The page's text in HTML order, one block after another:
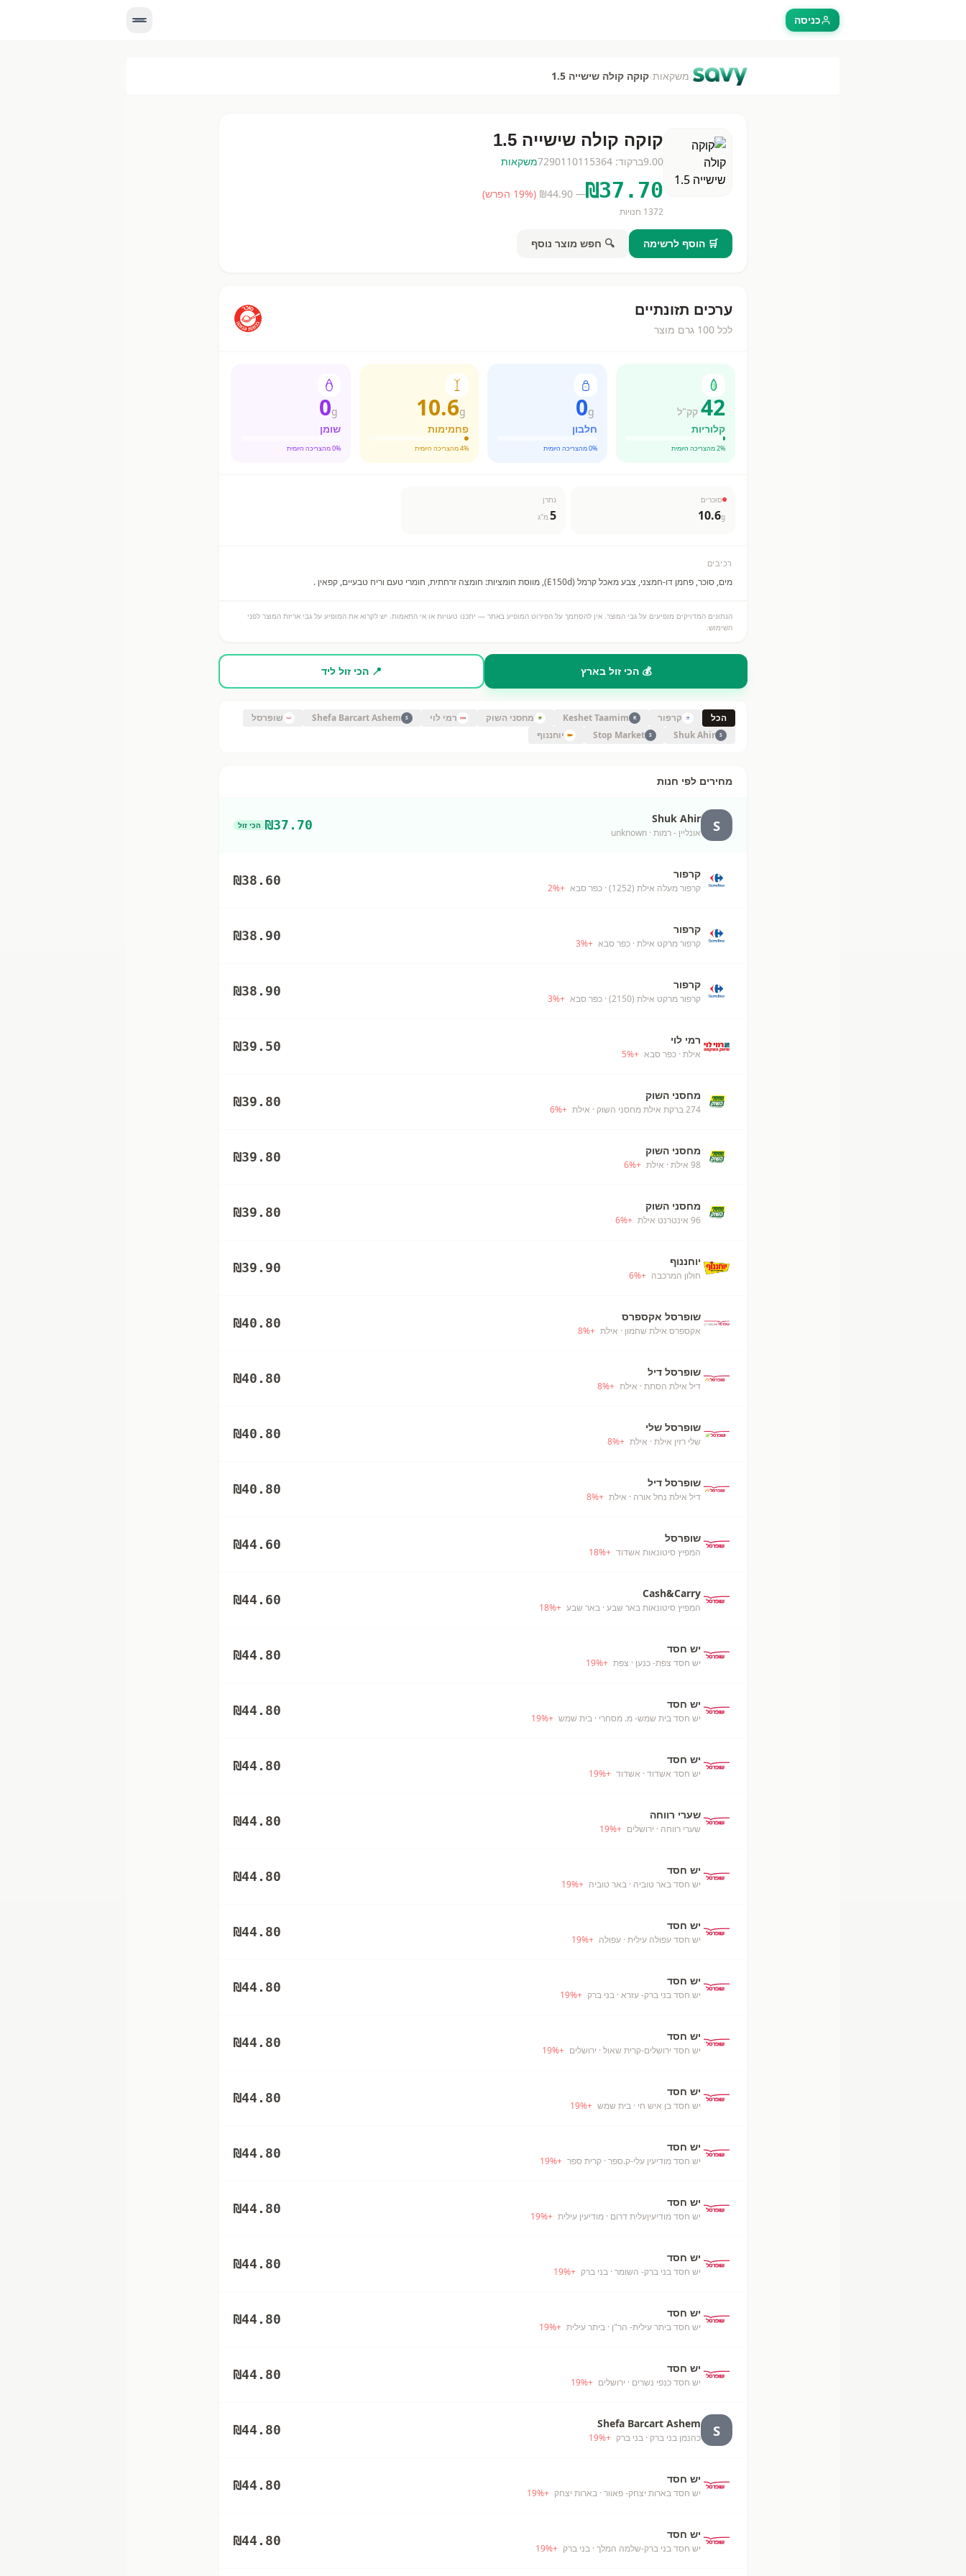
כניסה
›משקאות›קוקה קולה שישייה 1.5
קוקה קולה שישייה 1.5
9.00ברקוד: 7290110115364משקאות
₪37.70
— ₪
44.90
(
19% הפרש)
1372 חנויות
🛒 הוסף לרשימה 🔍 חפש מוצר נוסף
ערכים תזונתיים
לכל 100 גרם מוצר
42 קק"ל
קלוריות
2% מהצריכה היומית
0g
חלבון
0% מהצריכה היומית
10.6g
פחמימות
4% מהצריכה היומית
0g
שומן
0% מהצריכה היומית
סוכרים
10.6g
נתרן
5 מ"ג
רכיבים
מים, סוכר, פחמן דו-חמצני, צבע מאכל קרמל (E150d), מווסת חומציות: חומצה זרחתית, חומרי טעם וריח טבעיים, קפאין .
הנתונים המדויקים מופיעים על גבי המוצר. אין להסתמך על הפירוט המופיע באתר — יתכנו טעויות או אי התאמות. יש לקרוא את המופיע על גבי אריזת המוצר לפני
השימוש.
💰 הכי זול בארץ 📍 הכי זול ליד
הכל קרפור K
Keshet Taamim מחסני השוק רמי לוי S
Shefa Barcart Ashem שופרסל
S
Shuk Ahir
S
Stop Market יוחננוף
מחירים לפי חנות
S
Shuk Ahir
אונליין - רמות · unknown
₪37.70 הכי זול
קרפור
קרפור מעלה אילת (1252) · כפר סבא +
2%
₪38.60
קרפור
קרפור מרקט אילת · כפר סבא +
3%
₪38.90
קרפור
קרפור מרקט אילת (2150) · כפר סבא +
3%
₪38.90
רמי לוי
אילת · כפר סבא +
5%
₪39.50
מחסני השוק
274 ברקת אילת מחסני השוק · אילת +
6%
₪39.80
מחסני השוק
98 אילת · אילת +
6%
₪39.80
מחסני השוק
96 אינטרנט אילת +
6%
₪39.80
יוחננוף
חולון המרכבה +
6%
₪39.90
שופרסל אקספרס
אקספרס אילת שחמון · אילת +
8%
₪40.80
שופרסל דיל
דיל אילת הסתת · אילת +
8%
₪40.80
שופרסל שלי
שלי רזין אילת · אילת +
8%
₪40.80
שופרסל דיל
דיל אילת נחל אורה · אילת +
8%
₪40.80
שופרסל
המפיץ סיטונאות אשדוד +
18%
₪44.60
Cash&Carry
המפיץ סיטונאות באר שבע · באר שבע +
18%
₪44.60
יש חסד
יש חסד צפת- כנען · צפת +
19%
₪44.80
יש חסד
יש חסד בית שמש- מ. מסחרי · בית שמש +
19%
₪44.80
יש חסד
יש חסד אשדוד · אשדוד +
19%
₪44.80
שערי רווחה
שערי רווחה · ירושלים +
19%
₪44.80
יש חסד
יש חסד באר טוביה · באר טוביה +
19%
₪44.80
יש חסד
יש חסד עפולה עילית · עפולה +
19%
₪44.80
יש חסד
יש חסד בני ברק- עזרא · בני ברק +
19%
₪44.80
יש חסד
יש חסד ירושלים-קרית שאול · ירושלים +
19%
₪44.80
יש חסד
יש חסד בן איש חי · בית שמש +
19%
₪44.80
יש חסד
יש חסד מודיעין עלי-ק.ספר · קרית ספר +
19%
₪44.80
יש חסד
יש חסד מודיעיןעלית דרום · מודיעין עילית +
19%
₪44.80
יש חסד
יש חסד בני ברק- השומר · בני ברק +
19%
₪44.80
יש חסד
יש חסד ביתר עילית- הר"ן · ביתר עילית +
19%
₪44.80
יש חסד
יש חסד כנפי נשרים · ירושלים +
19%
₪44.80
S
Shefa Barcart Ashem
כהנמן בני ברק · בני ברק +
19%
₪44.80
יש חסד
יש חסד בארות יצחק- פאוור · בארות יצחק +
19%
₪44.80
יש חסד
יש חסד בני ברק-שלמה המלך · בני ברק +
19%
₪44.80